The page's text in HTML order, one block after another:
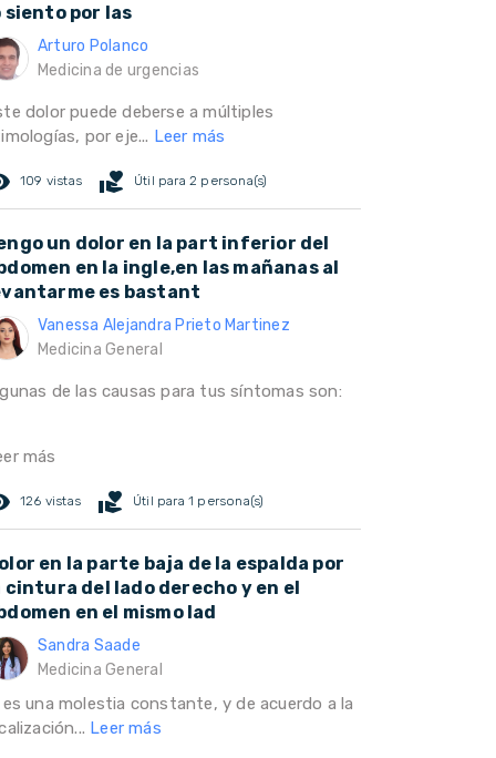
siento por las
Arturo Polanco
Medicina de urgencias
dolor puede deberse a múltiples
por eje... Leer más
109 vistas volunteer_activism Útil para 2 persona(s)
un dolor en la part inferior del
en la ingle,en las mañanas al
es bastant
Vanessa Alejandra Prieto Martinez
Medicina General
de las causas para tus síntomas son:
más
126 vistas volunteer_activism Útil para 1 persona(s)
en la parte baja de la espalda por
cintura del lado derecho y en el
en el mismo lad
Sandra Saade
Medicina General
es una molestia constante, y de acuerdo a la
Leer más